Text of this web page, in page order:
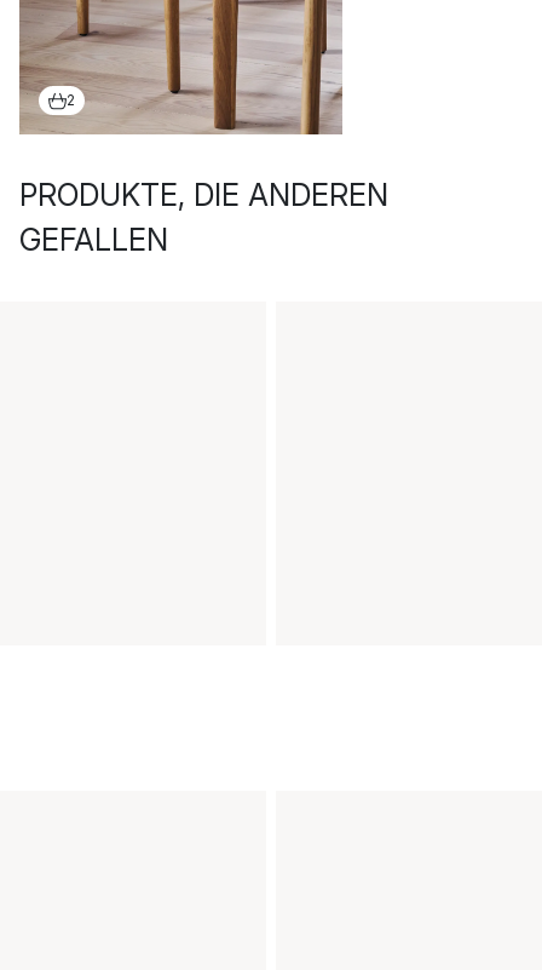
2
PRODUKTE, DIE ANDEREN
GEFALLEN